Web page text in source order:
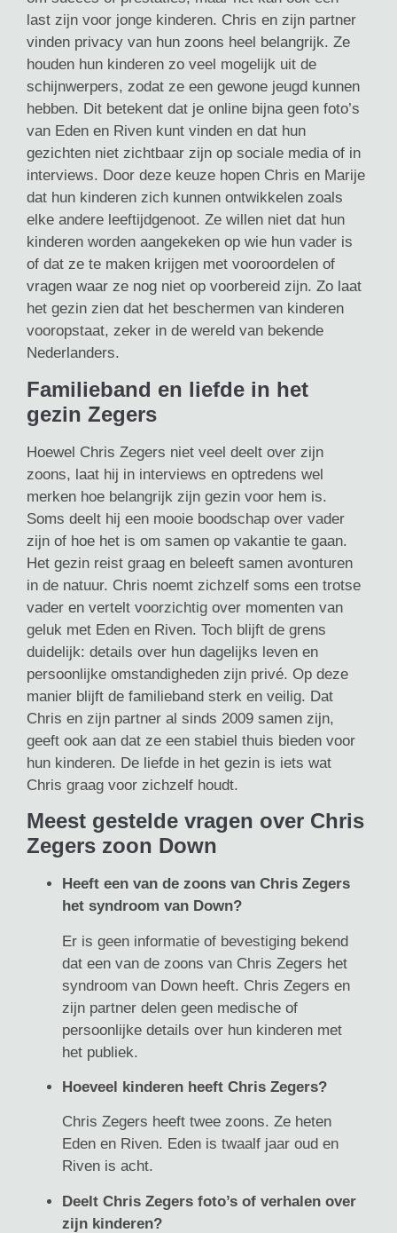
last zijn voor jonge kinderen. Chris en zijn partner
vinden privacy van hun zoons heel belangrijk. Ze
houden hun kinderen zo veel mogelijk uit de
schijnwerpers, zodat ze een gewone jeugd kunnen
hebben. Dit betekent dat je online bijna geen foto’s
van Eden en Riven kunt vinden en dat hun
gezichten niet zichtbaar zijn op sociale media of in
interviews. Door deze keuze hopen Chris en Marije
dat hun kinderen zich kunnen ontwikkelen zoals
elke andere leeftijdgenoot. Ze willen niet dat hun
kinderen worden aangekeken op wie hun vader is
of dat ze te maken krijgen met vooroordelen of
vragen waar ze nog niet op voorbereid zijn. Zo laat
het gezin zien dat het beschermen van kinderen
vooropstaat, zeker in de wereld van bekende
Nederlanders.
Familieband en liefde in het
gezin Zegers
Hoewel Chris Zegers niet veel deelt over zijn
zoons, laat hij in interviews en optredens wel
merken hoe belangrijk zijn gezin voor hem is.
Soms deelt hij een mooie boodschap over vader
zijn of hoe het is om samen op vakantie te gaan.
Het gezin reist graag en beleeft samen avonturen
in de natuur. Chris noemt zichzelf soms een trotse
vader en vertelt voorzichtig over momenten van
geluk met Eden en Riven. Toch blijft de grens
duidelijk: details over hun dagelijks leven en
persoonlijke omstandigheden zijn privé. Op deze
manier blijft de familieband sterk en veilig. Dat
Chris en zijn partner al sinds 2009 samen zijn,
geeft ook aan dat ze een stabiel thuis bieden voor
hun kinderen. De liefde in het gezin is iets wat
Chris graag voor zichzelf houdt.
Meest gestelde vragen over Chris
Zegers zoon Down
Heeft een van de zoons van Chris Zegers
het syndroom van Down?
Er is geen informatie of bevestiging bekend
dat een van de zoons van Chris Zegers het
syndroom van Down heeft. Chris Zegers en
zijn partner delen geen medische of
persoonlijke details over hun kinderen met
het publiek.
Hoeveel kinderen heeft Chris Zegers?
Chris Zegers heeft twee zoons. Ze heten
Eden en Riven. Eden is twaalf jaar oud en
Riven is acht.
Deelt Chris Zegers foto’s of verhalen over
zijn kinderen?